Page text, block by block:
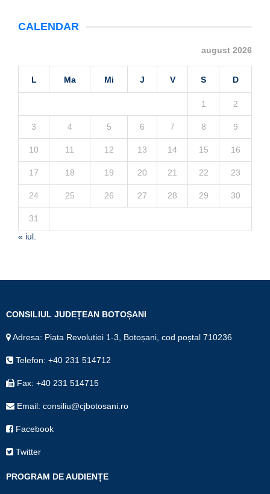
CALENDAR
august 2026
L Ma Mi J V S D
1 2
3 4 5 6 7 8 9
10 11 12 13 14 15 16
17 18 19 20 21 22 23
24 25 26 27 28 29 30
31
« iul.
CONSILIUL JUDEȚEAN BOTOȘANI
Adresa: Piata Revolutiei 1-3, Botoșani, cod poștal 710236
Telefon: +40 231 514712
Fax: +40 231 514715
Email: consiliu@cjbotosani.ro
Facebook
Twitter
PROGRAM DE AUDIENȚE